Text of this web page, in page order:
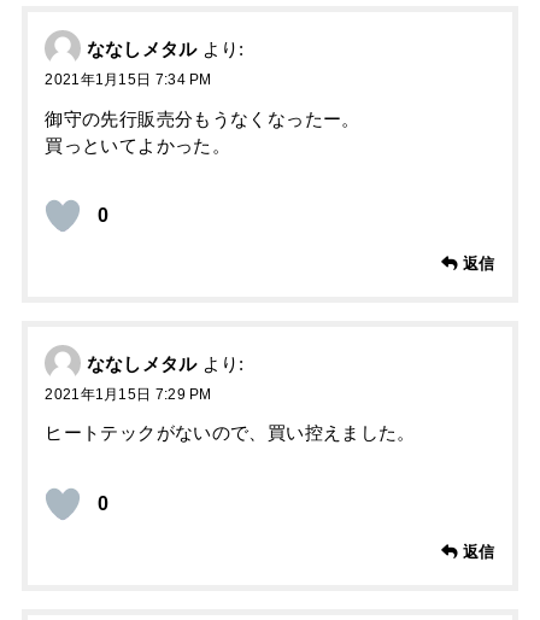
ななしメタル より:
2021年1月15日 7:34 PM
御守の先行販売分もうなくなったー。
買っといてよかった。
0
返信
ななしメタル より:
2021年1月15日 7:29 PM
ヒートテックがないので、買い控えました。
0
返信